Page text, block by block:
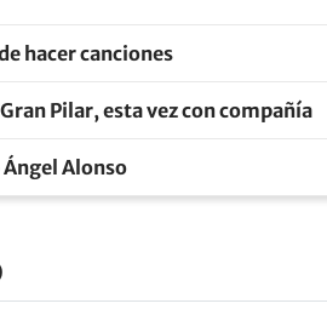
hacer canciones
Pilar, esta vez con compañía
Alonso